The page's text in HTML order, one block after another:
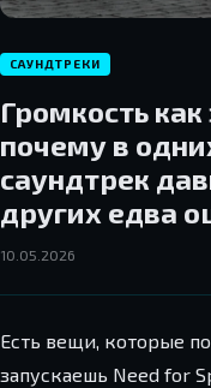
САУНДТРЕКИ
Громкость
почему в
саундтрек
других едва
10.05.2026
Есть вещи, которые
запускаешь Need for